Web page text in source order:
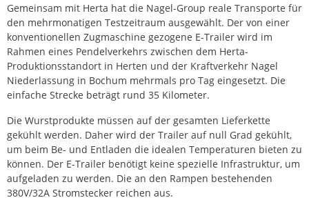
Gemeinsam mit Herta hat die Nagel-Group reale Transporte für
den mehrmonatigen Testzeitraum ausgewählt. Der von einer
konventionellen Zugmaschine gezogene E-Trailer wird im
Rahmen eines Pendelverkehrs zwischen dem Herta-
Produktionsstandort in Herten und der Kraftverkehr Nagel
Niederlassung in Bochum mehrmals pro Tag eingesetzt. Die
einfache Strecke beträgt rund 35 Kilometer.
Die Wurstprodukte müssen auf der gesamten Lieferkette
gekühlt werden. Daher wird der Trailer auf null Grad gekühlt,
um beim Be- und Entladen die idealen Temperaturen bieten zu
können. Der E-Trailer benötigt keine spezielle Infrastruktur, um
aufgeladen zu werden. Die an den Rampen bestehenden
380V/32A Stromstecker reichen aus.